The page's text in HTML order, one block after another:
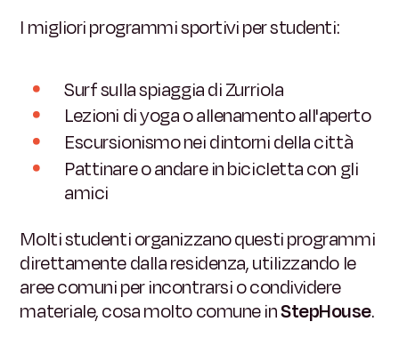
I migliori programmi sportivi per studenti:
Surf sulla spiaggia di Zurriola
Lezioni di yoga o allenamento all'aperto
Escursionismo nei dintorni della città
Pattinare o andare in bicicletta con gli
amici
Molti studenti organizzano questi programmi
direttamente dalla residenza, utilizzando le
aree comuni per incontrarsi o condividere
materiale, cosa molto comune inStepHouse.